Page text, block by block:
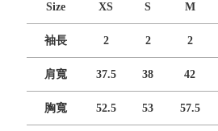
Size XS S M
袖長 2 2 2
肩寬 37.5 38 42
胸寬 52.5 53 57.5